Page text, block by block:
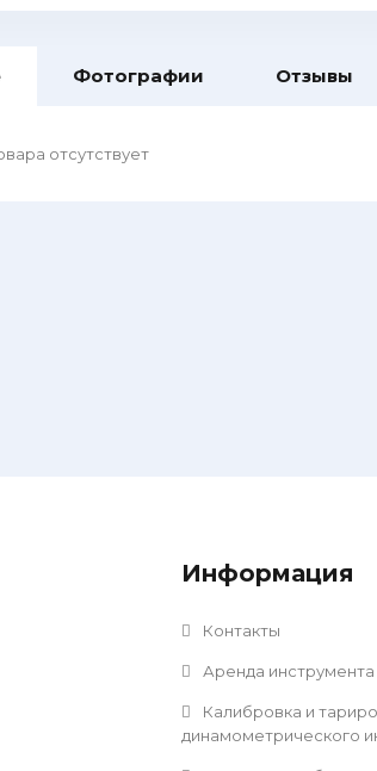
Фотографии Отзывы
отсутствует
Информация
Контакты
Аренда инструмента
Калибровка и
динамометрического